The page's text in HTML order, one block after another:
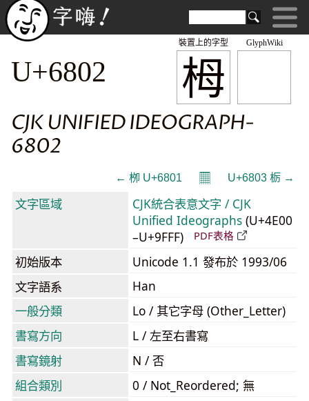
GlyphWiki
栂
裝置上的字型
U+6802
CJK UNIFIED IDEOGRAPH-
6802
← 栁 U+6801 𝄜 U+6803 栃 →
文字區域
CJK統合表意文字 / CJK
Unified Ideographs (U+4E00
–U+9FFF)
PDF表格
初始版本
Unicode 1.1 發布於 1993/06
文字語系
Han
一般分類
Lo / 其它字母 (Other_Letter)
書寫方向
L / 左至右書寫
書寫鏡射
N / 否
組合類別
0 / Not_Reordered; 無